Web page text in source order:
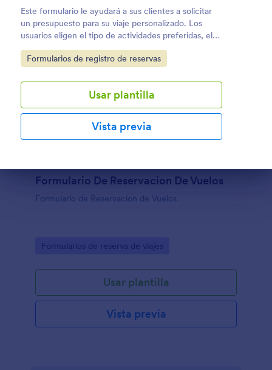
Este formulario le ayudará a sus clientes a solicitar
un presupuesto para su viaje personalizado. Los
usuarios eligen el tipo de actividades preferidas, el
medio de transporte, el alojamiento deseado, la
fecha y duración del viaje y otros detalles
Go to Category:
Formularios de registro de reservas
Usar plantilla
Vista previa
Fin del diálogoFormulario De Reservacion De Vuelos
Formulario de Reservacion de Vuelos
Go to Category:
Formularios de reserva de viajes
Usar plantilla
Vista previa